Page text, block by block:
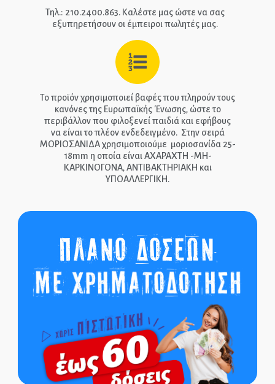
EPIPLEON
Τηλ.: 210.2400.863. Καλέστε μας ώστε να σας
εξυπηρετήσουν οι έμπειροι πωλητές μας.
Το προϊόν χρησιμοποιεί βαφές που πληρούν τους
κανόνες της Ευρωπαϊκής Ένωσης, ώστε το
περιβάλλον που φιλοξενεί παιδιά και εφήβους
να είναι το πλέον ενδεδειγμένο. Στην σειρά
ΜΟΡΙΟΣΑΝΙΔΑ χρησιμοποιούμε μοριοσανίδα 25-
18mm η οποία είναι ΑΧΑΡΑΧΤΗ -ΜΗ-
ΚΑΡΚΙΝΟΓΟΝΑ, ΑΝΤΙΒΑΚΤΗΡΙΑΚΗ και
ΥΠΟΑΛΛΕΡΓΙΚΗ.